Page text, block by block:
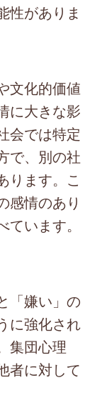
性がありま
文化的価値
に大きな影
会では特定
で、別の社
ります。こ
感情のあり
います。
「嫌い」の
に強化され
集団心理
者に対して